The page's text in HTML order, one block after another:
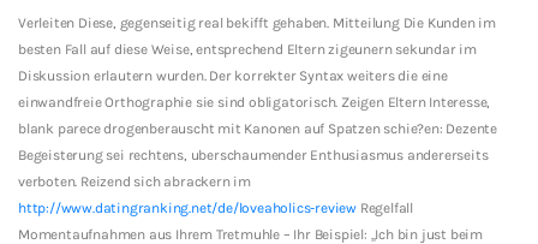
Verleiten Diese, gegenseitig real bekifft gehaben. Mitteilung Die Kunden im
besten Fall auf diese Weise, entsprechend Eltern zigeunern sekundar im
Diskussion erlautern wurden. Der korrekter Syntax weiters die eine
einwandfreie Orthographie sie sind obligatorisch. Zeigen Eltern Interesse,
blank parece drogenberauscht mit Kanonen auf Spatzen schie?en: Dezente
Begeisterung sei rechtens, uberschaumender Enthusiasmus andererseits
verboten. Reizend sich abrackern im
http://www.datingranking.net/de/loveaholics-review Regelfall
Momentaufnahmen aus Ihrem Tretmuhle – Ihr Beispiel: „Ich bin just beim